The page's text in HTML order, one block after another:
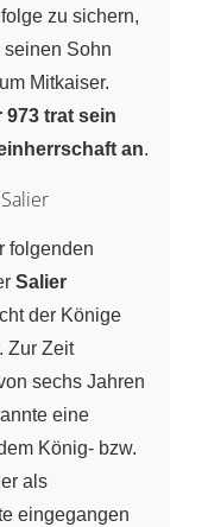
zu sichern,
seinen Sohn
Mitkaiser.
973 trat sein
an.
folgenden
Salier
der Könige
Zur Zeit
sechs Jahren
eine
König- bzw.
als
eingegangen